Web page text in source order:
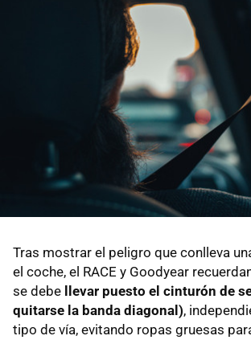
Tras mostrar el peligro que conlleva
el coche, el RACE y Goodyear
se debe
llevar puesto el cinturón de
quitarse la banda diagonal),
tipo de vía, evitando ropas gruesas